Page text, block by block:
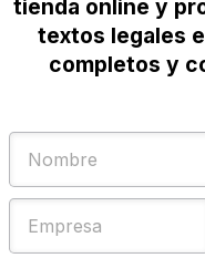
tienda online y
textos legales
completos y